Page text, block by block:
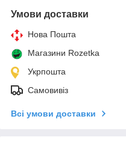
Умови доставки
Нова Пошта
Магазини Rozetka
Укрпошта
Самовивіз
Всі умови доставки